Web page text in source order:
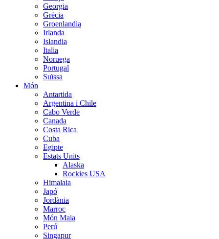
Georgia
Grècia
Groenlandia
Irlanda
Islandia
Italia
Noruega
Portugal
Suïssa
Món
Antartida
Argentina i Chile
Cabo Verde
Canada
Costa Rica
Cuba
Egipte
Estats Units
Alaska
Rockies USA
Himalaia
Japó
Jordània
Marroc
Món Maia
Perú
Singapur